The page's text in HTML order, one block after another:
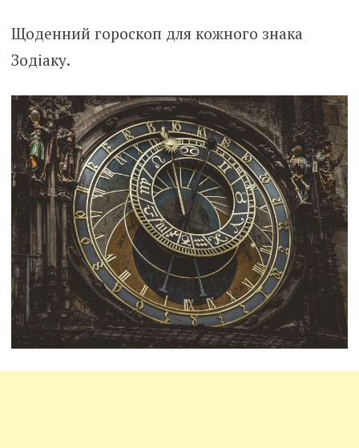
Щоденний гороскоп для кожного знака
Зодіаку.